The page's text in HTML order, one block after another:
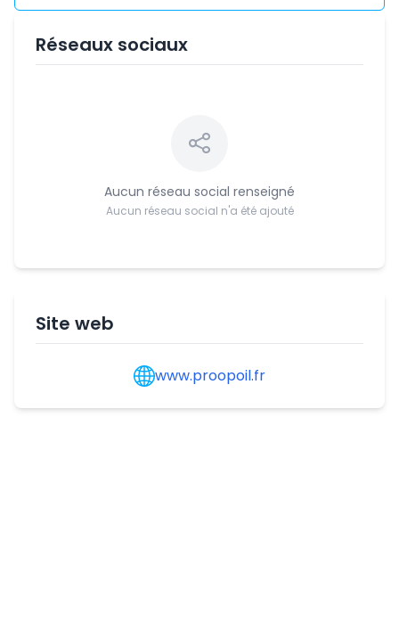
Réseaux sociaux
Aucun réseau social renseigné
Aucun réseau social n'a été ajouté
Site web
www.proopoil.fr